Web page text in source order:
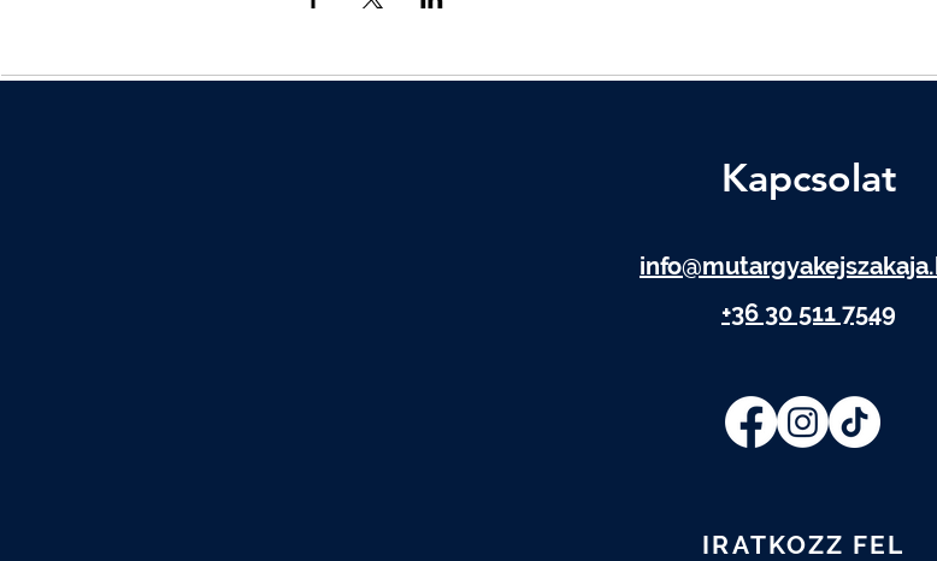
Kapcsolat
+36 30 511 7549
IRATKOZZ FEL